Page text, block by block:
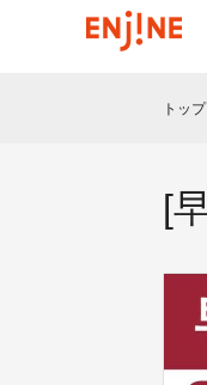
トップ
[